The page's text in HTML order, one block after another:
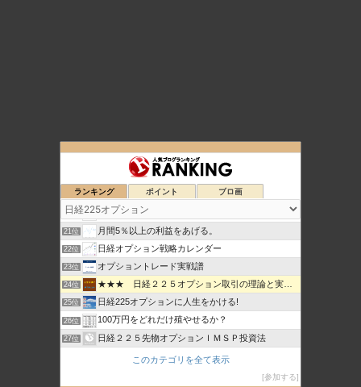
ランキング ポイント ブロ画
日経225オプション取引必勝法-投資戦略で悠々自適生活ブログ
日経２２５オプションで 毎日お小遣い儲けようーけんいち
19位 mitsurublog
20位 元田舎薬剤師の日経先物・オプショントレード生活
21位 月間5％以上の利益をあげる。
22位 日経オプション戦略カレンダー
23位 オプショントレード実戦譜
24位 ★★★ 日経２２５オプション取引の理論と実践 ★★★
25位 日経225オプションに人生をかける!
26位 100万円をどれだけ殖やせるか？
27位 日経２２５先物オプションＩＭＳＰ投資法
セミプロ投資日記このカテゴリを全て表示
参加する